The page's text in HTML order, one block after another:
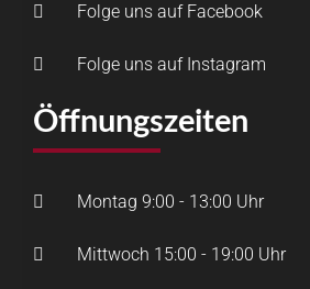
Folge uns auf Facebook
Folge uns auf Instagram
Öffnungszeiten
Montag 9:00 - 13:00 Uhr
Mittwoch 15:00 - 19:00 Uhr